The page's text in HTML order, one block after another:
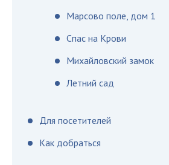
Марсово поле, дом 1
Спас на Крови
Михайловский замок
Летний сад
Для посетителей
Как добраться